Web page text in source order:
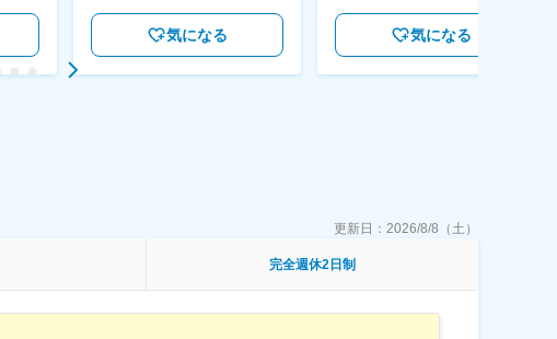
気になる 気になる
更新日： 2026/8/8（土）
完全週休2日制